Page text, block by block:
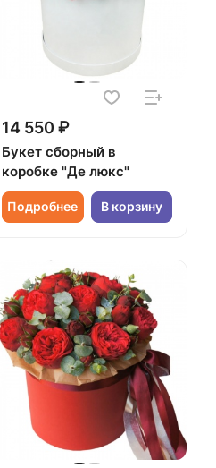
14 550 ₽
Букет сборный в
коробке "Де люкс"
Подробнее В корзину